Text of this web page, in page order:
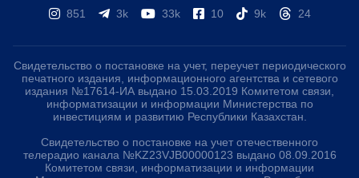
851 3k 33k 10 9k 24
Свидетельство о постановке на учет, переучет периодического
печатного издания, информационного агентства и сетевого
издания №17614-ИА выдано 15.03.2019 Комитетом связи,
информатизации и информации Министерства по
инвестициям и развитию Республики Казахстан.
Свидетельство о постановке на учет отечественного
телерадио канала №KZ23VJB00000123 выдано 08.09.2016
Комитетом связи, информатизации и информации